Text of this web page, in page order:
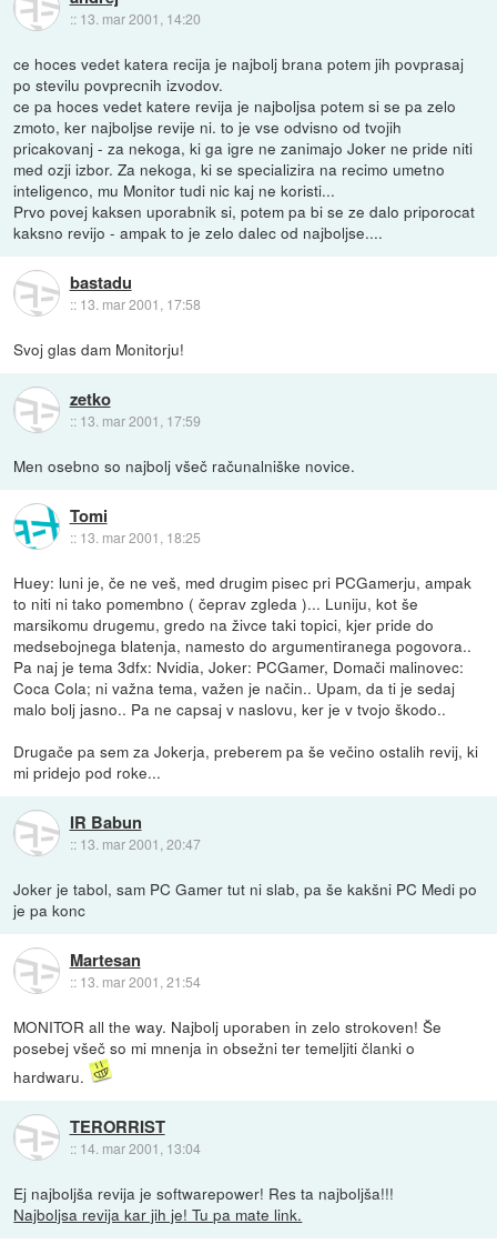
:: 13. mar 2001, 14:20
ce hoces vedet katera recija je najbolj brana potem jih povprasaj
po stevilu povprecnih izvodov.
ce pa hoces vedet katere revija je najboljsa potem si se pa zelo
zmoto, ker najboljse revije ni. to je vse odvisno od tvojih
pricakovanj - za nekoga, ki ga igre ne zanimajo Joker ne pride niti
med ozji izbor. Za nekoga, ki se specializira na recimo umetno
inteligenco, mu Monitor tudi nic kaj ne koristi...
Prvo povej kaksen uporabnik si, potem pa bi se ze dalo priporocat
kaksno revijo - ampak to je zelo dalec od najboljse....
bastadu
:: 13. mar 2001, 17:58
Svoj glas dam Monitorju!
zetko
:: 13. mar 2001, 17:59
Men osebno so najbolj všeč računalniške novice.
Tomi
:: 13. mar 2001, 18:25
Huey: luni je, če ne veš, med drugim pisec pri PCGamerju, ampak
to niti ni tako pomembno ( čeprav zgleda )... Luniju, kot še
marsikomu drugemu, gredo na živce taki topici, kjer pride do
medsebojnega blatenja, namesto do argumentiranega pogovora..
Pa naj je tema 3dfx: Nvidia, Joker: PCGamer, Domači malinovec:
Coca Cola; ni važna tema, važen je način.. Upam, da ti je sedaj
malo bolj jasno.. Pa ne capsaj v naslovu, ker je v tvojo škodo..
Drugače pa sem za Jokerja, preberem pa še večino ostalih revij, ki
mi pridejo pod roke...
IR Babun
:: 13. mar 2001, 20:47
Joker je tabol, sam PC Gamer tut ni slab, pa še kakšni PC Medi po
je pa konc
Martesan
:: 13. mar 2001, 21:54
MONITOR all the way. Najbolj uporaben in zelo strokoven! Še
posebej všeč so mi mnenja in obsežni ter temeljiti članki o
hardwaru.
TERORRIST
:: 14. mar 2001, 13:04
Ej najboljša revija je softwarepower! Res ta najboljša!!!
Najboljsa revija kar jih je! Tu pa mate link.